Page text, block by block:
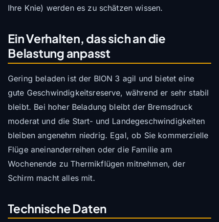
Ihre Knie) werden es zu schätzen wissen.
Ein Verhalten, das sich an die
Belastung anpasst
Gering beladen ist der BION 3 agil und bietet eine
gute Geschwindigkeitsreserve, während er sehr stabil
bleibt. Bei hoher Beladung bleibt der Bremsdruck
moderat und die Start- und Landegeschwindigkeiten
bleiben angenehm niedrig. Egal, ob Sie kommerzielle
Flüge aneinanderreihen oder die Familie am
Wochenende zu Thermikflügen mitnehmen, der
Schirm macht alles mit.
Technische Daten